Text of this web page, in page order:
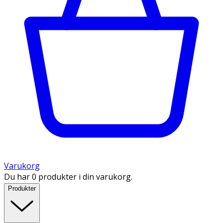
Varukorg
Du har 0 produkter i din varukorg.
Produkter